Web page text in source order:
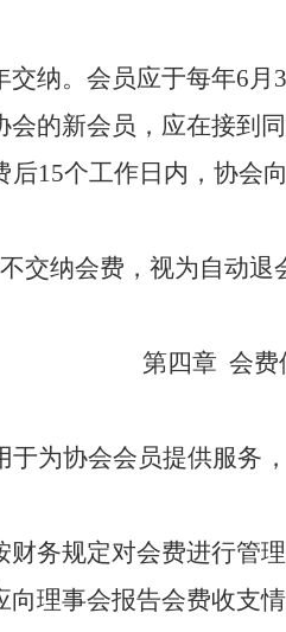
交纳。会员应于每年6月
会的新会员，应在接到
后15个工作日内，协会
交纳会费，视为自动退
第四章 会费
于为协会会员提供服务
财务规定对会费进行管
向理事会报告会费收支